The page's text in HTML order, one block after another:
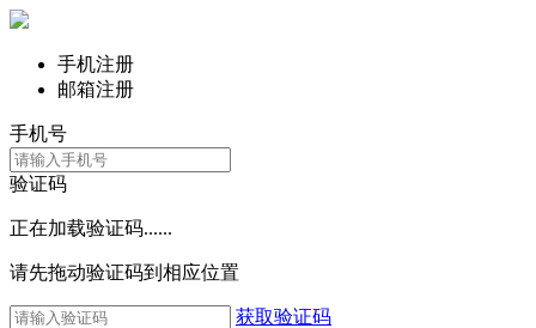
手机注册
邮箱注册
手机号
验证码
正在加载验证码......
请先拖动验证码到相应位置
获取验证码